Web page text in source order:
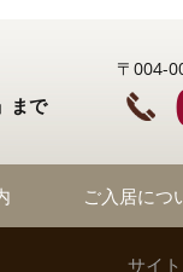
まで
〒004-
ご入居につ
サイ